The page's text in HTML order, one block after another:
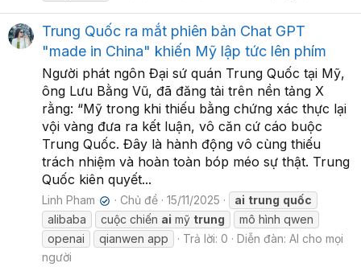
Trung Quốc ra mắt phiên bản Chat GPT
"made in China" khiến Mỹ lập tức lên phím
Người phát ngôn Đại sứ quán Trung Quốc tại Mỹ,
ông Lưu Bằng Vũ, đã đăng tải trên nền tảng X
rằng: “Mỹ trong khi thiếu bằng chứng xác thực lại
vội vàng đưa ra kết luận, vô căn cứ cáo buộc
Trung Quốc. Đây là hành động vô cùng thiếu
trách nhiệm và hoàn toàn bóp méo sự thật. Trung
Quốc kiên quyết...
Linh Pham ✔ Chủ đề 15/11/2025 ai trung quốc
alibaba
cuộc chiến ai mỹ trung
mô hình qwen
openai
qianwen app Trả lời: 0 Diễn đàn: AI cho mọi
người